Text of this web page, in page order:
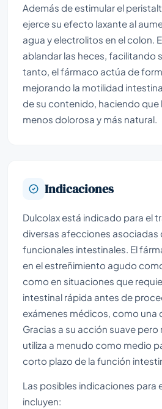
Además de estimular el
ejerce su efecto laxante al
agua y electrolitos en el colon.
ablandar las heces, facilitando
tanto, el fármaco actúa de
mejorando la motilidad
de su contenido, haciendo que
menos dolorosa y más natural.
Indicaciones
Dulcolax está indicado para el
diversas afecciones
funcionales intestinales. El
en el estreñimiento agudo
como en situaciones que
intestinal rápida antes de
exámenes médicos, como una
Gracias a su acción suave pero
utiliza a menudo como medio
corto plazo de la función
Las posibles indicaciones para
incluyen: